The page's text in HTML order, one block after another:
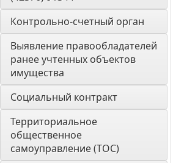
Контрольно-счетный орган
Выявление правообладателей
ранее учтенных объектов
имущества
Социальный контракт
Территориальное
общественное
самоуправление (ТОС)